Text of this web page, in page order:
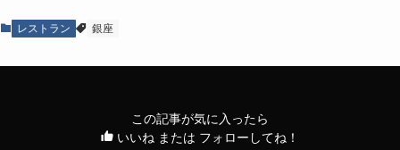
レストラン 銀座
この記事が気に入ったら
いいね または フォローしてね！